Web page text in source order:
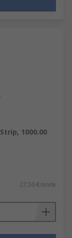
1000.00
27,50 €/unité